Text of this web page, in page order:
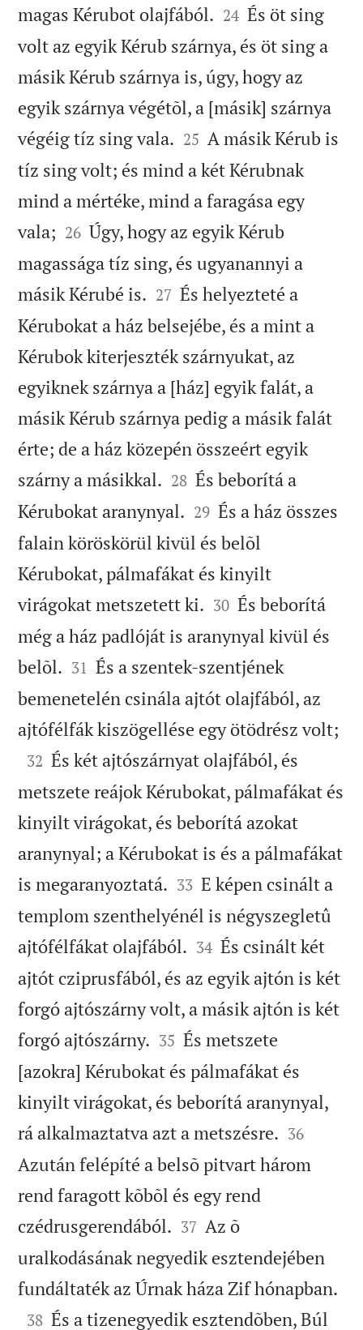
magas Kérubot olajfából. 

24 És öt sing
volt az egyik Kérub szárnya, és öt sing a
másik Kérub szárnya is, úgy, hogy az
egyik szárnya végétõl, a [másik] szárnya
végéig tíz sing vala. 

25 A másik Kérub is
tíz sing volt; és mind a két Kérubnak
mind a mértéke, mind a faragása egy
vala; 

26 Úgy, hogy az egyik Kérub
magassága tíz sing, és ugyanannyi a
másik Kérubé is. 

27 És helyezteté a
Kérubokat a ház belsejébe, és a mint a
Kérubok kiterjeszték szárnyukat, az
egyiknek szárnya a [ház] egyik falát, a
másik Kérub szárnya pedig a másik falát
érte; de a ház közepén összeért egyik
szárny a másikkal. 

28 És beborítá a
Kérubokat aranynyal. 

29 És a ház összes
falain köröskörül kivül és belõl
Kérubokat, pálmafákat és kinyilt
virágokat metszetett ki. 

30 És beborítá
még a ház padlóját is aranynyal kivül és
belõl. 

31 És a szentek-szentjének
bemenetelén csinála ajtót olajfából, az
ajtófélfák kiszögellése egy ötödrész volt;

32 És két ajtószárnyat olajfából, és
metszete reájok Kérubokat, pálmafákat és
kinyilt virágokat, és beborítá azokat
aranynyal; a Kérubokat is és a pálmafákat
is megaranyoztatá. 

33 E képen csinált a
templom szenthelyénél is négyszegletû
ajtófélfákat olajfából. 

34 És csinált két
ajtót cziprusfából, és az egyik ajtón is két
forgó ajtószárny volt, a másik ajtón is két
forgó ajtószárny. 

35 És metszete
[azokra] Kérubokat és pálmafákat és
kinyilt virágokat, és beborítá aranynyal,
rá alkalmaztatva azt a metszésre. 

36
Azután felépíté a belsõ pitvart három
rend faragott kõbõl és egy rend
czédrusgerendából. 

37 Az õ
uralkodásának negyedik esztendejében
fundáltaték az Úrnak háza Zif hónapban.

38 És a tizenegyedik esztendõben, Búl